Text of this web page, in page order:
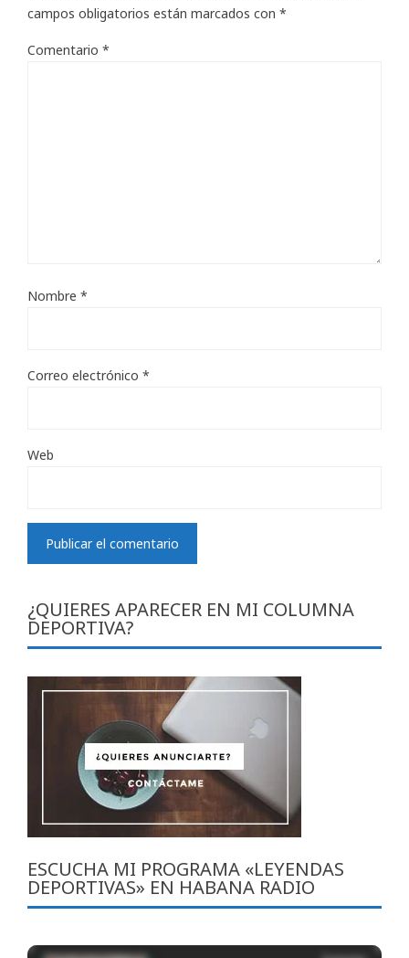
campos obligatorios están marcados con *
Comentario *
Nombre *
Correo electrónico *
Web
¿QUIERES APARECER EN MI COLUMNA
DEPORTIVA?
ESCUCHA MI PROGRAMA «LEYENDAS
DEPORTIVAS» EN HABANA RADIO